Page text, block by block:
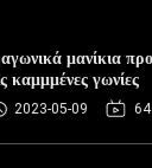
μανίκια
καμμμένες γωνίες
2023-05-09